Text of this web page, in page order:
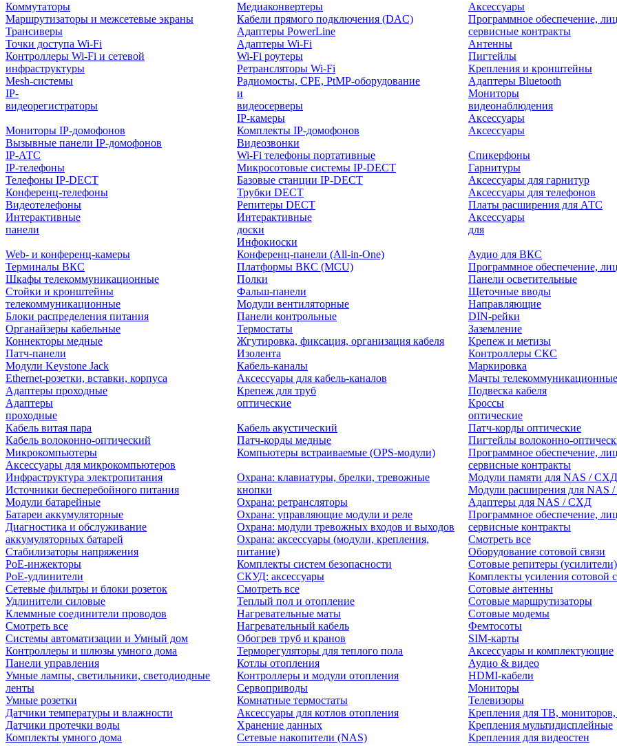
Коммутаторы
Маршрутизаторы и межсетевые экраны
Трансиверы
Медиаконвертеры
Кабели прямого подключения (DAC)
Адаптеры PowerLine
Аксессуары
Программное обеспечение,
сервисные контракты
Точки доступа Wi-Fi
Контроллеры Wi-Fi и сетевой
инфраструктуры
Mesh-системы
Адаптеры Wi-Fi
Wi-Fi роутеры
Ретрансляторы Wi-Fi
Радиомосты, CPE, PtMP-оборудование
Антенны
Пигтейлы
Крепления и кронштейны
Адаптеры Bluetooth
IP-
видеорегистраторы
и
видеосерверы
IP-камеры
Мониторы
видеонаблюдения
Аксессуары
Мониторы IP-домофонов
Вызывные панели IP-домофонов
Комплекты IP-домофонов
Видеозвонки
Аксессуары
IP-АТС
IP-телефоны
Телефоны IP-DECT
Конференц-телефоны
Видеотелефоны
Wi-Fi телефоны портативные
Микросотовые системы IP-DECT
Базовые станции IP-DECT
Трубки DECT
Репитеры DECT
Спикерфоны
Гарнитуры
Аксессуары для гарнитур
Аксессуары для телефонов
Платы расширения для АТС
Интерактивные
панели
Интерактивные
доски
Инфокиоски
Аксессуары
для
интерактивного
Web- и конференц-камеры
Терминалы ВКС
Конференц-панели (All-in-One)
Платформы ВКС (MCU)
Аудио для ВКС
Программное обеспечение,
Шкафы телекоммуникационные
Стойки и кронштейны
телекоммуникационные
Блоки распределения питания
Органайзеры кабельные
Полки
Фальш-панели
Модули вентиляторные
Панели контрольные
Термостаты
Панели осветительные
Щеточные вводы
Направляющие
DIN-рейки
Заземление
Коннекторы медные
Патч-панели
Модули Keystone Jack
Ethernet-розетки, вставки, корпуса
Адаптеры проходные
Жгутировка, фиксация, организация кабеля
Изолента
Кабель-каналы
Аксессуары для кабель-каналов
Крепеж для труб
Крепеж и метизы
Контроллеры СКС
Маркировка
Мачты телекоммуникационные
Подвеска кабеля
Адаптеры
проходные
оптические
Кроссы
оптические
Кабель витая пара
Кабель волоконно-оптический
Кабель акустический
Патч-корды медные
Патч-корды оптические
Пигтейлы волоконно-
Микрокомпьютеры
Аксессуары для микрокомпьютеров
Компьютеры встраиваемые (OPS-модули)
Программное обеспечение,
сервисные контракты
Инфраструктура электропитания
Источники бесперебойного питания
Модули батарейные
Батареи аккумуляторные
Диагностика и обслуживание
аккумуляторных батарей
Стабилизаторы напряжения
PoE-инжекторы
PoE-удлинители
Сетевые фильтры и блоки розеток
Удлинители силовые
Клеммные соединители проводов
Смотреть все
Системы автоматизации и Умный дом
Контроллеры и шлюзы умного дома
Панели управления
Умные лампы, светильники, светодиодные
ленты
Умные розетки
Датчики температуры и влажности
Датчики протечки воды
Комплекты умного дома
Охрана: клавиатуры, брелки, тревожные
кнопки
Охрана: ретрансляторы
Охрана: управляющие модули и реле
Охрана: модули тревожных входов и выходов
Охрана: аксессуары (модули, крепления,
питание)
Комплекты систем безопасности
СКУД: аксессуары
Смотреть все
Теплый пол и отопление
Нагревательные маты
Нагревательный кабель
Обогрев труб и кранов
Терморегуляторы для теплого пола
Котлы отопления
Контроллеры и модули отопления
Сервоприводы
Комнатные термостаты
Аксессуары для котлов отопления
Хранение данных
Сетевые накопители (NAS)
Модули памяти для NAS / СХД
Модули расширения для NAS
Адаптеры для NAS / СХД
Программное обеспечение,
сервисные контракты
Смотреть все
Оборудование сотовой связи
Сотовые репитеры (усилители)
Комплекты усиления сотовой
Сотовые антенны
Сотовые маршрутизаторы
Сотовые модемы
Фемтосоты
SIM-карты
Аксессуары и комплектующие
Аудио & видео
HDMI-кабели
Мониторы
Телевизоры
Крепления для ТВ, мониторов,
Крепления мультидисплейные
Крепления для видеостен